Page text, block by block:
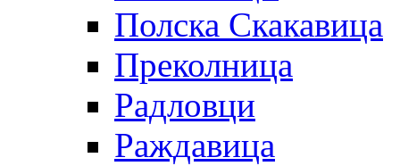
Полска Скакавица
Преколница
Радловци
Раждавица